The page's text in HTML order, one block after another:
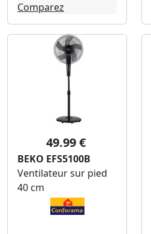
Comparez
49.99 €
BEKO EFS5100B
Ventilateur sur pied
40 cm